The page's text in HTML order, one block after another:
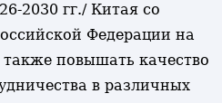
2030 гг./ Китая со
Федерации на
повышать качество
в различных